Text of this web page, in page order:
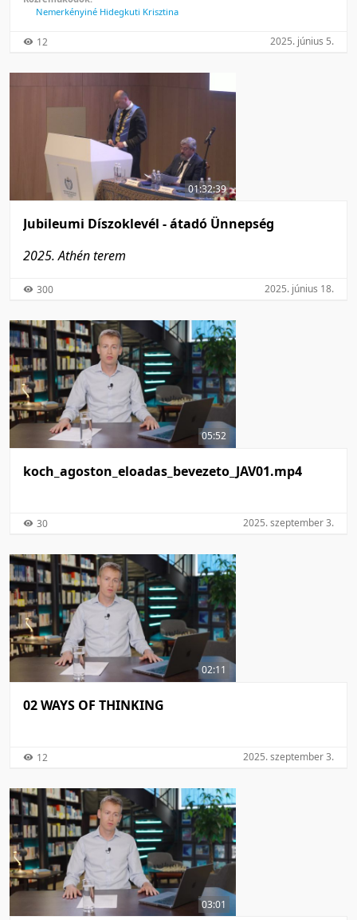
Nemerkényiné Hidegkuti Krisztina
12 2025. június 5.
01:32:39
Jubileumi Díszoklevél - átadó Ünnepség
2025. Athén terem
300 2025. június 18.
05:52
koch_agoston_eloadas_beve­zeto_JAV01.mp4
30 2025. szeptember 3.
02:11
02 WAYS OF THINKING
12 2025. szeptember 3.
03:01